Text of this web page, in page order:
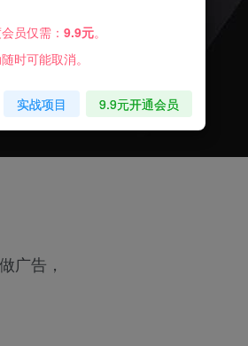
广告，
员仅需： 9.9元。
时可能取消。
实战项目 9.9元开通会员